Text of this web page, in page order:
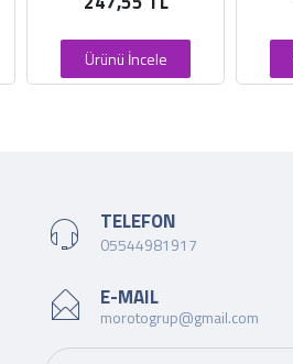
Ürünü İncele
TELEFON
05544981917
E-MAIL
morotogrup@gmail.com